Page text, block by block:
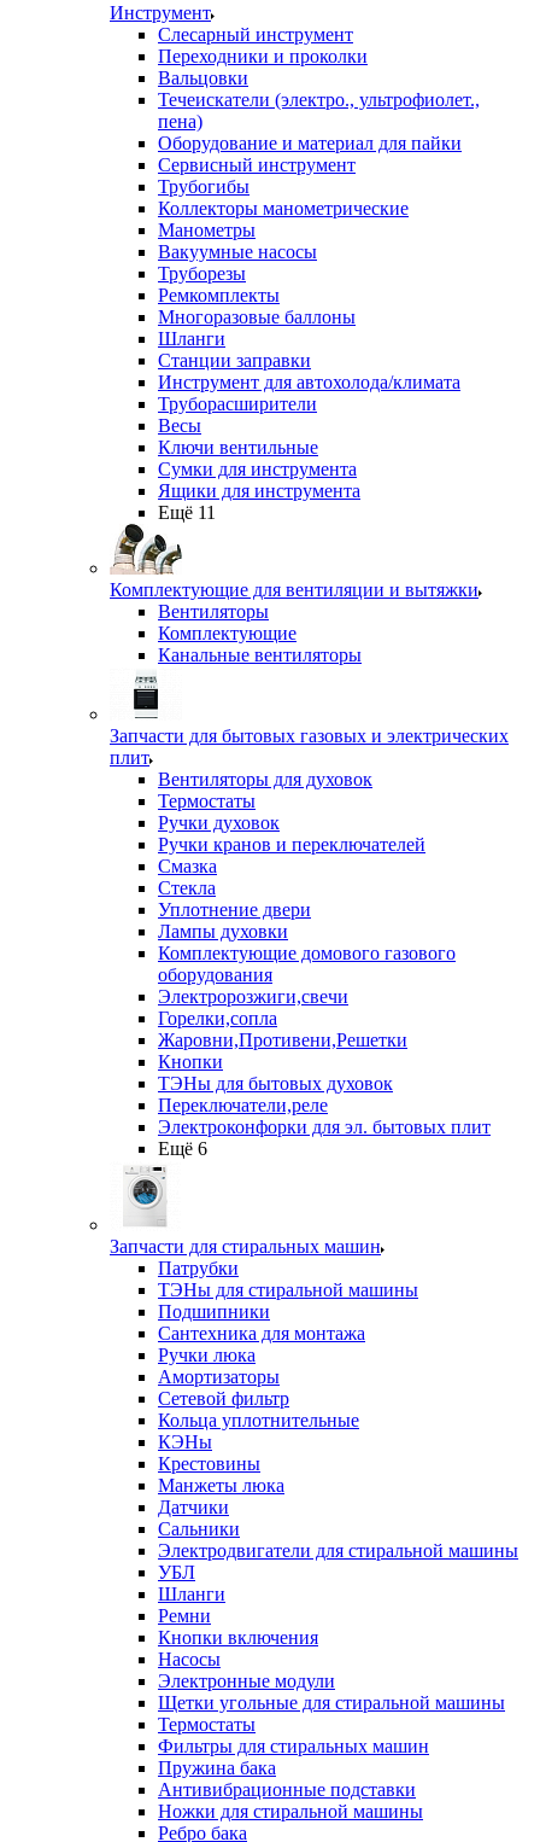
Инструмент
Слесарный инструмент
Переходники и проколки
Вальцовки
Течеискатели (электро., ультрофиолет.,
пена)
Оборудование и материал для пайки
Сервисный инструмент
Трубогибы
Коллекторы манометрические
Манометры
Вакуумные насосы
Труборезы
Ремкомплекты
Многоразовые баллоны
Шланги
Станции заправки
Инструмент для автохолода/климата
Труборасширители
Весы
Ключи вентильные
Сумки для инструмента
Ящики для инструмента
Ещё 11
Комплектующие для вентиляции и вытяжки
Вентиляторы
Комплектующие
Канальные вентиляторы
Запчасти для бытовых газовых и электрических
плит
Вентиляторы для духовок
Термостаты
Ручки духовок
Ручки кранов и переключателей
Смазка
Стекла
Уплотнение двери
Лампы духовки
Комплектующие домового газового
оборудования
Электророзжиги,свечи
Горелки,сопла
Жаровни,Противени,Решетки
Кнопки
ТЭНы для бытовых духовок
Переключатели,реле
Электроконфорки для эл. бытовых плит
Ещё 6
Запчасти для стиральных машин
Патрубки
ТЭНы для стиральной машины
Подшипники
Сантехника для монтажа
Ручки люка
Амортизаторы
Сетевой фильтр
Кольца уплотнительные
КЭНы
Крестовины
Манжеты люка
Датчики
Сальники
Электродвигатели для стиральной машины
УБЛ
Шланги
Ремни
Кнопки включения
Насосы
Электронные модули
Щетки угольные для стиральной машины
Термостаты
Фильтры для стиральных машин
Пружина бака
Антивибрационные подставки
Ножки для стиральной машины
Ребро бака